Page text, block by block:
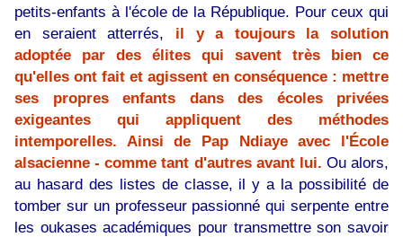
petits-enfants à l'école de la République. Pour ceux qui
en seraient atterrés, il y a toujours la solution
adoptée par des élites qui savent très bien ce
qu'elles ont fait et agissent en conséquence : mettre
ses propres enfants dans des écoles privées
exigeantes qui appliquent des méthodes
intemporelles. Ainsi de Pap Ndiaye avec l'École
alsacienne - comme tant d'autres avant lui. Ou alors,
au hasard des listes de classe, il y a la possibilité de
tomber sur un professeur passionné qui serpente entre
les oukases académiques pour transmettre son savoir